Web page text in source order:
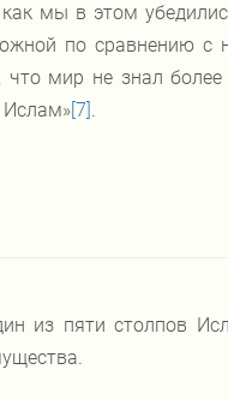
мы в этом
по сравнению с
мир не знал более
Ислам»[7].
из пяти столпов